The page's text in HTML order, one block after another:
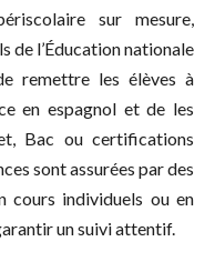
sur mesure,
de l’Éducation nationale
remettre les élèves à
en espagnol et de les
Bac ou certifications
sont assurées par des
cours individuels ou en
un suivi attentif.